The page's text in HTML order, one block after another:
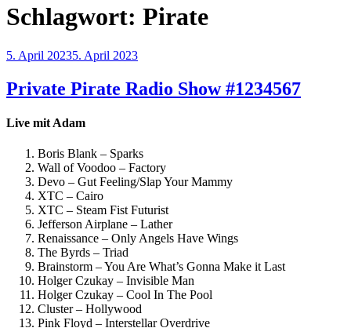
Schlagwort: Pirate
Veröffentlicht
5. April 20235. April 2023
Private Pirate Radio Show #1234567
Live mit Adam
Boris Blank – Sparks
Wall of Voodoo – Factory
Devo – Gut Feeling/Slap Your Mammy
XTC – Cairo
XTC – Steam Fist Futurist
Jefferson Airplane – Lather
Renaissance – Only Angels Have Wings
The Byrds – Triad
Brainstorm – You Are What’s Gonna Make it Last
Holger Czukay – Invisible Man
Holger Czukay – Cool In The Pool
Cluster – Hollywood
Pink Floyd – Interstellar Overdrive